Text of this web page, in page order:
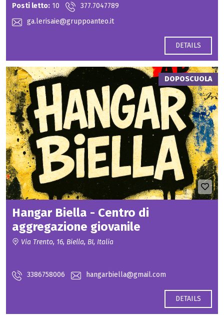
Posti letto: 10
377.7047789
ga.lerisaie@gruppoanteo.it
DETAILS
DOPOSCUOLA
Hangar Biella - Centro di
aggregazione giovanile
Via Trento, 16, Biella, BI, Italia
3386758006 hangarbiella@gmail.com
DETAILS